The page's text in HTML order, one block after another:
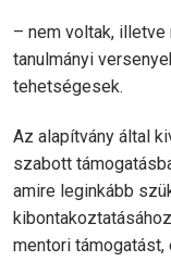
– nem voltak,
tanulmányi
tehetségesek.
Az alapítvány által
szabott
amire leginkább
mentori